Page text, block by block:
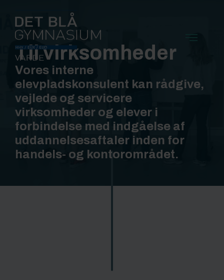
Til virksomheder
Vores interne
elevpladskonsulent kan rådgive,
vejlede og servicere
virksomheder og elever i
forbindelse med indgåelse af
uddannelsesaftaler inden for
handels- og kontorområdet.